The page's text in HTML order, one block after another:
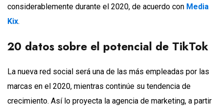
considerablemente durante el 2020, de acuerdo con Media
Kix.
20 datos sobre el potencial de TikTok
La nueva red social será una de las más empleadas por las
marcas en el 2020, mientras continúe su tendencia de
crecimiento. Así lo proyecta la agencia de marketing, a partir